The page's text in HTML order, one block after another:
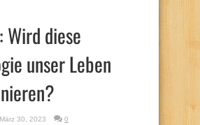
Wird diese
unser Leben
März 30, 2023 0